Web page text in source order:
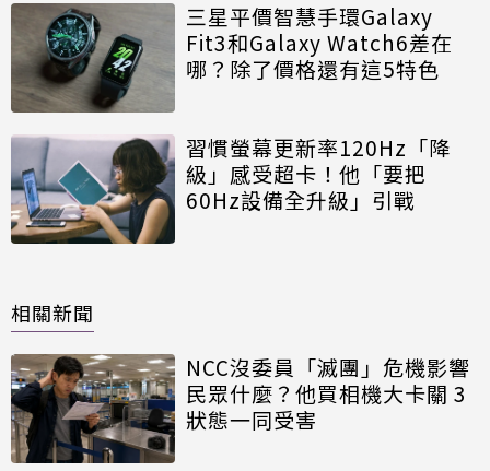
三星平價智慧手環Galaxy
Fit3和Galaxy Watch6差在
哪？除了價格還有這5特色
習慣螢幕更新率120Hz「降
級」感受超卡！他「要把
60Hz設備全升級」引戰
相關新聞
NCC沒委員「滅團」危機影響
民眾什麼？他買相機大卡關 3
狀態一同受害